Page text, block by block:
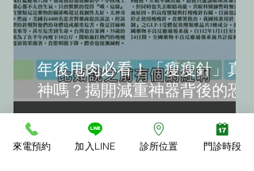
年後甩肉必看！「瘦瘦針」真的
神嗎？揭開減重神器背後的恐怖
副作用(轉載《震震有詞》)
來電預約 加入LINE 診所位置 門診時段